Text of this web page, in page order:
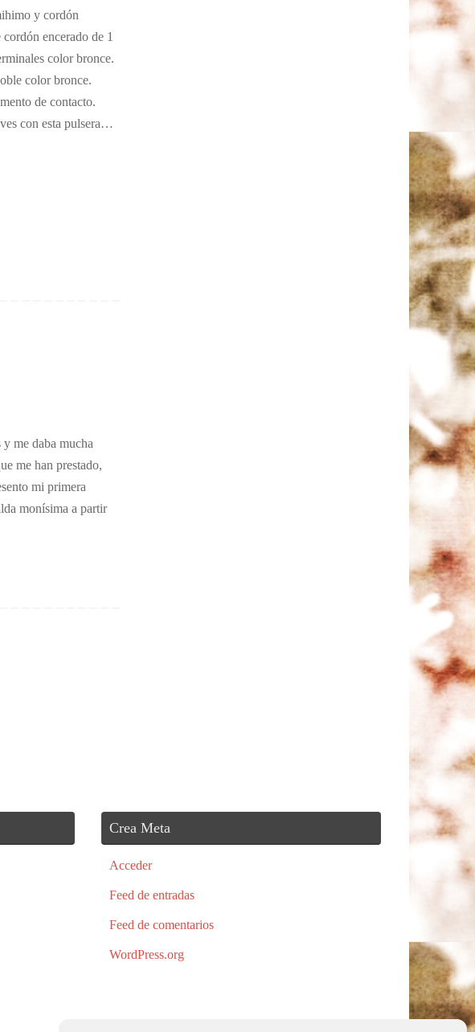
y cordón
encerado de 1
color bronce.
color bronce.
de contacto.
con esta pulsera…
me daba mucha
me han prestado,
mi primera
monísima a partir
Crea Meta
Acceder
Feed de entradas
Feed de comentarios
WordPress.org